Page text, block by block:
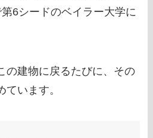
6シードのベイラー大学に
の建物に戻るたびに、その
います。